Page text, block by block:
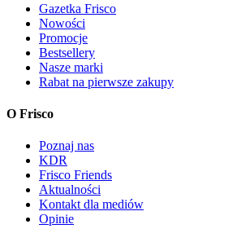
Gazetka Frisco
Nowości
Promocje
Bestsellery
Nasze marki
Rabat na pierwsze zakupy
O Frisco
Poznaj nas
KDR
Frisco Friends
Aktualności
Kontakt dla mediów
Opinie